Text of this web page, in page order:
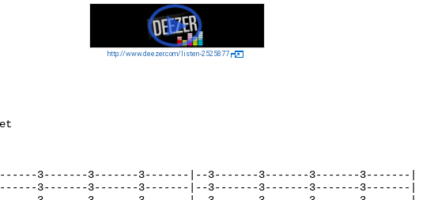
http://www.deezer.com/listen-2525877
Gm
3-------3-------3-------|--3-------3-------3-------3-------|
3-------3-------3-------|--3-------3-------3-------3-------|